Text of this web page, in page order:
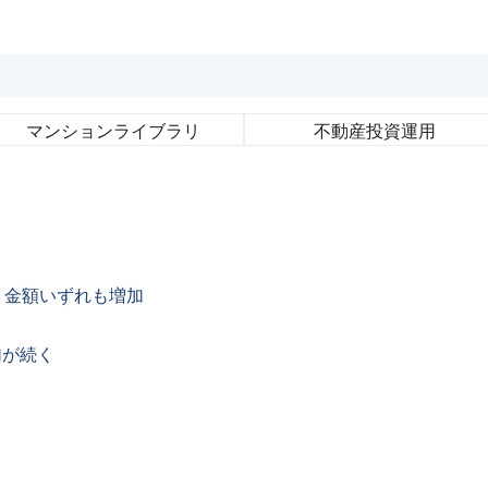
マンションライブラリ 不動産投資運用
額いずれも増加
続く